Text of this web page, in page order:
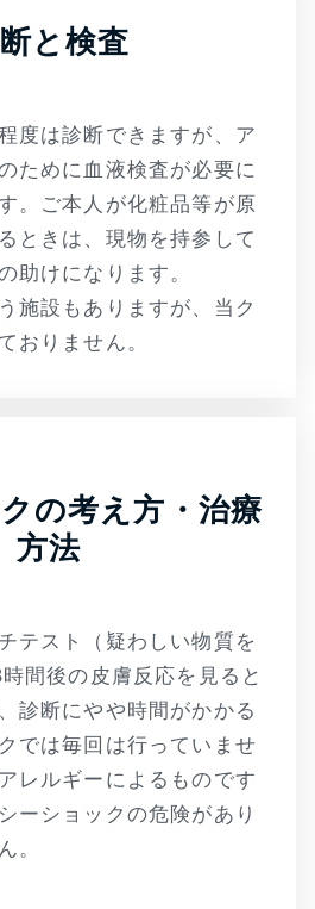
と検査
度は診断できますが、ア
ために血液検査が必要に
。ご本人が化粧品等が原
ときは、現物を持参して
助けになります。
施設もありますが、当ク
おりません。
の考え方・治療
方法
テスト（疑わしい物質を
間後の皮膚反応を見ると
診断にやや時間がかかる
では毎回は行っていませ
レルギーによるものです
ーショックの危険があり
。